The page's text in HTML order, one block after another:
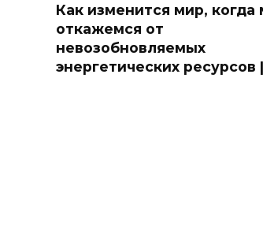
Как изменится мир, когда
откажемся от
невозобновляемых
энергетических ресурсов |